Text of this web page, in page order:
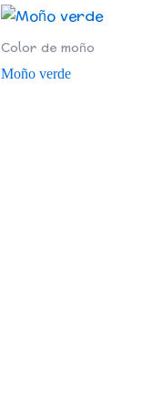
Color de moño
Moño verde